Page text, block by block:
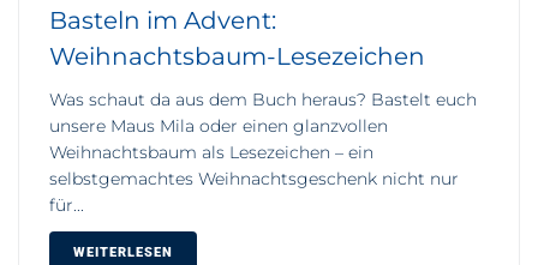
Basteln im Advent:
Weihnachtsbaum-Lesezeichen
Was schaut da aus dem Buch heraus? Bastelt euch
unsere Maus Mila oder einen glanzvollen
Weihnachtsbaum als Lesezeichen – ein
selbstgemachtes Weihnachtsgeschenk nicht nur
für...
WEITERLESEN